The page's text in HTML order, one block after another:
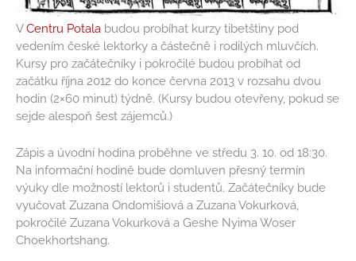
VCentru Potala budou probíhat kurzy tibetštiny pod
vedením české lektorky a částečně i rodilých mluvčích.
Kursy pro začátečníky i pokročilé budou probíhat od
začátku října 2012 do konce června 2013 v rozsahu dvou
hodin (2×60 minut) týdně. (Kursy budou otevřeny, pokud se
sejde alespoň šest zájemců.)
Zápis a úvodní hodina proběhne ve středu 3. 10. od 18:30.
Na informační hodině bude domluven přesný termín
výuky dle možností lektorů i studentů. Začátečníky bude
vyučovat Zuzana Ondomišiová a Zuzana Vokurková,
pokročilé Zuzana Vokurková a Geshe Nyima Woser
Choekhortshang.